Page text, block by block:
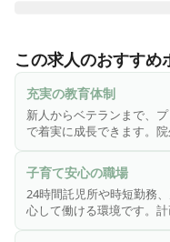
「地域のために 地域と
土地で安心して暮らし
連携による切れ目のな
市東部〜うきは市エリ
期・回復期リハビリ・精
で地域を支える存在です。
看護部では、新人教育
寄り添った支援体制が
く、人としても大きく成
この求人のおすすめ
充実の教育体制
新人からベテランまで、
で着実に成長できます。
子育て安心の職場
24時間託児所や時短勤務
心して働ける環境です。計